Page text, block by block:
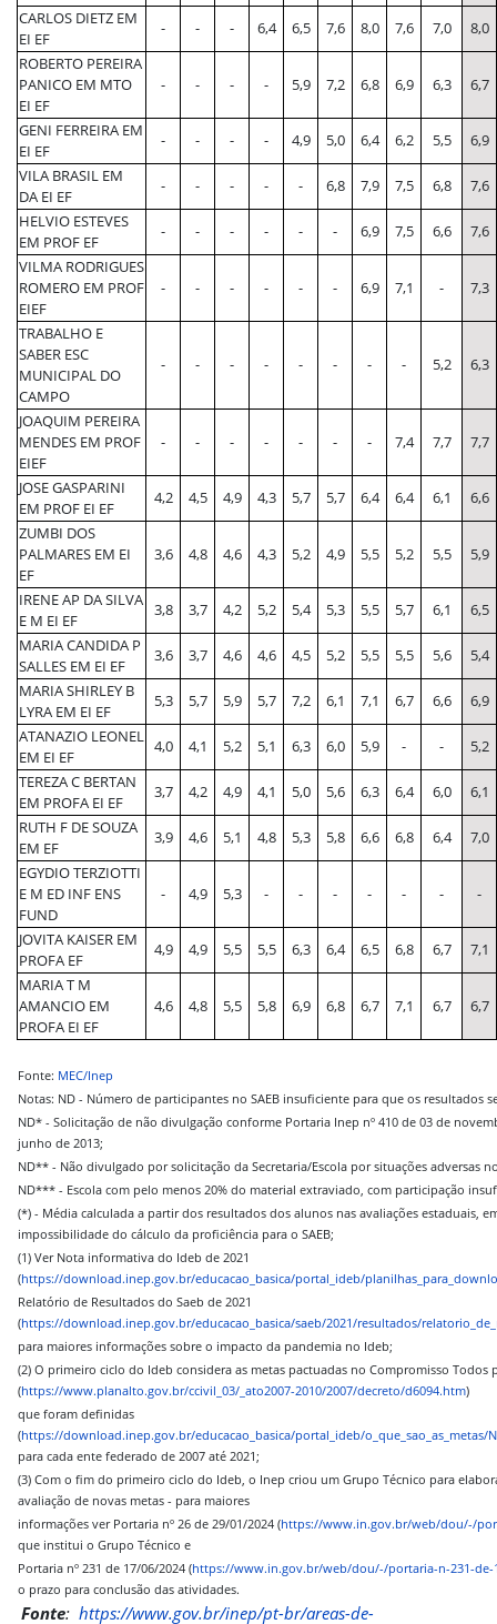
CARLOS DIETZ EM
EI EF
- - - 6,4 6,5 7,6 8,0 7,6 7,0
8,0
ROBERTO PEREIRA
PANICO EM MTO
EI EF
- - - - 5,9 7,2 6,8 6,9 6,3 6,7
GENI FERREIRA EM
EI EF
- - - - 4,9 5,0 6,4 6,2 5,5
6,9
VILA BRASIL EM
DA EI EF
- - - - - 6,8 7,9 7,5 6,8
7,6
HELVIO ESTEVES
EM PROF EF
- - - - - - 6,9 7,5 6,6
7,6
VILMA RODRIGUES
ROMERO EM PROF
EIEF
- - - - - - 6,9 7,1 - 7,3
TRABALHO E
SABER ESC
MUNICIPAL DO
CAMPO
- - - - - - - - 5,2 6,3
JOAQUIM PEREIRA
MENDES EM PROF
EIEF
- - - - - - - 7,4 7,7 7,7
JOSE GASPARINI
EM PROF EI EF
4,2 4,5 4,9 4,3 5,7 5,7 6,4 6,4 6,1
6,6
ZUMBI DOS
PALMARES EM EI
EF
3,6 4,8 4,6 4,3 5,2 4,9 5,5 5,2 5,5 5,9
IRENE AP DA SILVA
E M EI EF
3,8 3,7 4,2 5,2 5,4 5,3 5,5 5,7 6,1
6,5
MARIA CANDIDA P
SALLES EM EI EF
3,6 3,7 4,6 4,6 4,5 5,2 5,5 5,5 5,6
5,4
MARIA SHIRLEY B
LYRA EM EI EF
5,3 5,7 5,9 5,7 7,2 6,1 7,1 6,7 6,6
6,9
ATANAZIO LEONEL
EM EI EF
4,0 4,1 5,2 5,1 6,3 6,0 5,9 - -
5,2
TEREZA C BERTAN
EM PROFA EI EF
3,7 4,2 4,9 4,1 5,0 5,6 6,3 6,4 6,0
6,1
RUTH F DE SOUZA
EM EF
3,9 4,6 5,1 4,8 5,3 5,8 6,6 6,8 6,4
7,0
EGYDIO TERZIOTTI
E M ED INF ENS
FUND
- 4,9 5,3 - - - - - - -
JOVITA KAISER EM
PROFA EF
4,9 4,9 5,5 5,5 6,3 6,4 6,5 6,8 6,7
7,1
MARIA T M
AMANCIO EM
PROFA EI EF
4,6 4,8 5,5 5,8 6,9 6,8 6,7 7,1 6,7 6,7
Fonte: MEC/Inep
Notas: ND - Número de participantes no SAEB insuficiente para que os resultados
ND* - Solicitação de não divulgação conforme Portaria Inep nº 410 de 03 de
junho de 2013;
ND** - Não divulgado por solicitação da Secretaria/Escola por situações adversas
ND*** - Escola com pelo menos 20% do material extraviado, com participação
(*) - Média calculada a partir dos resultados dos alunos nas avaliações estaduais,
impossibilidade do cálculo da proficiência para o SAEB;
(1) Ver Nota informativa do Ideb de 2021
(https://download.inep.gov.br/educacao_basica/portal_ideb/
Relatório de Resultados do Saeb de 2021
(https://download.inep.gov.br/educacao_basica/saeb/2021/resultados/
para maiores informações sobre o impacto da pandemia no Ideb;
(2) O primeiro ciclo do Ideb considera as metas pactuadas no Compromisso Todos
(https://www.planalto.gov.br/ccivil_03/_ato2007-2010/2007/decreto/d6094.htm)
que foram definidas
(https://download.inep.gov.br/educacao_basica/portal_ideb/o_que_sao_as_metas/
para cada ente federado de 2007 até 2021;
(3) Com o fim do primeiro ciclo do Ideb, o Inep criou um Grupo Técnico para
avaliação de novas metas - para maiores
informações ver Portaria nº 26 de 29/01/2024 (https://www.in.gov.br/web/dou/-/
que institui o Grupo Técnico e
Portaria nº 231 de 17/06/2024 (https://www.in.gov.br/web/dou/-/portaria-n-231-de-
o prazo para conclusão das atividades.
Fonte: https://www.gov.br/inep/pt-br/areas-de-